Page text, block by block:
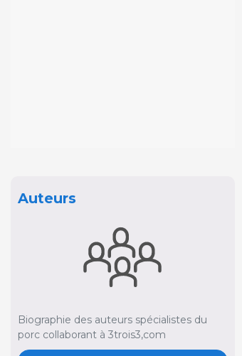
Auteurs
Biographie des auteurs spécialistes du
porc collaborant à 3trois3,com